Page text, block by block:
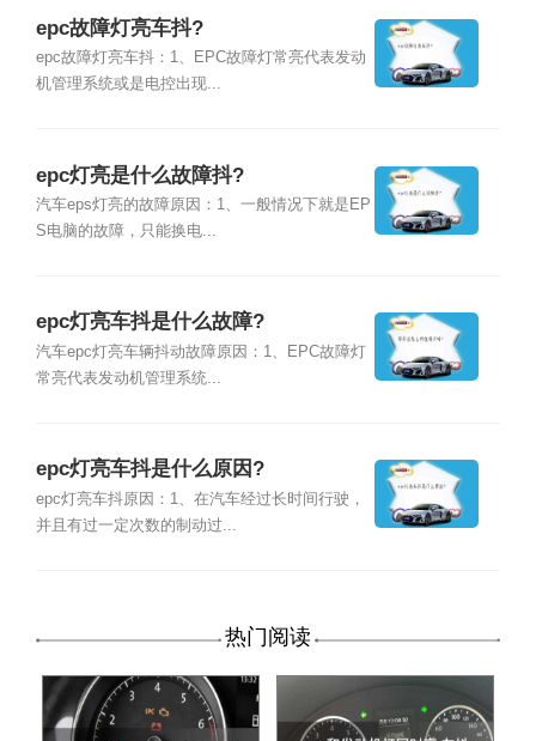
epc故障灯亮车抖?
epc故障灯亮车抖：1、EPC故障灯常亮代表发动
机管理系统或是电控出现...
epc灯亮是什么故障抖?
汽车eps灯亮的故障原因：1、一般情况下就是EP
S电脑的故障，只能换电...
epc灯亮车抖是什么故障?
汽车epc灯亮车辆抖动故障原因：1、EPC故障灯
常亮代表发动机管理系统...
epc灯亮车抖是什么原因?
epc灯亮车抖原因：1、在汽车经过长时间行驶，
并且有过一定次数的制动过...
热门阅读